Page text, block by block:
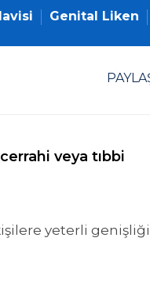
Genital Liken
veya tıbbi
yeterli